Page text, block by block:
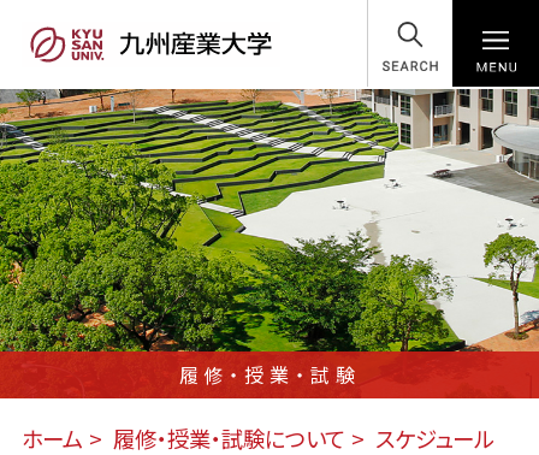
SEARCH
履修・授業・試験
ホーム 履修・授業・試験について
スケジュール